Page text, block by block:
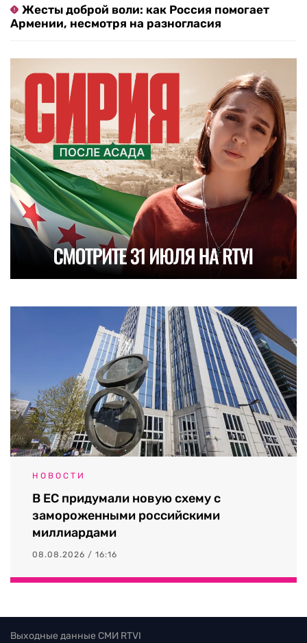
Жесты доброй воли: как Россия помогает
Армении, несмотря на разногласия
НОВОСТИ
В ЕС придумали новую схему с
замороженными российскими
миллиардами
08.08.2026 / 16:16
Выходные данные СМИ RTVI